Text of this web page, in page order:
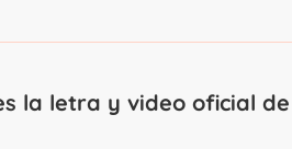
la letra y video oficial de